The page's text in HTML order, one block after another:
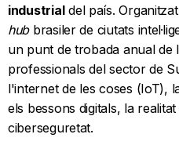
industrialdel país.
hub brasiler de ciutats
un punt de trobada anual de
professionals del sector de
l'internet de les coses (IoT),
els bessons digitals, la
ciberseguretat.